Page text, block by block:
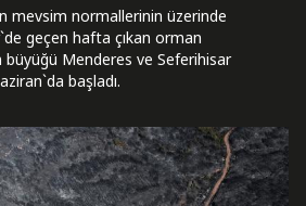
mevsim normallerinin üzerinde
geçen hafta çıkan orman
büyüğü Menderes ve Seferihisar
başladı.